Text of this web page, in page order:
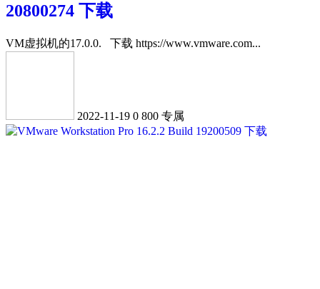
20800274 下载
VM虚拟机的17.0.0. 下载 https://www.vmware.com...
2022-11-19 0 800 专属